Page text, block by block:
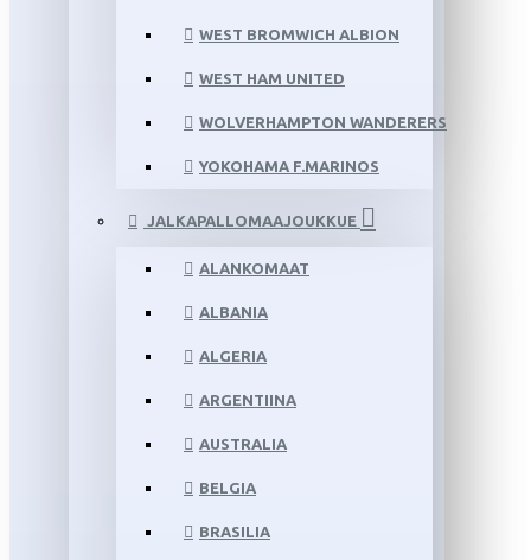
WEST BROMWICH ALBION
WEST HAM UNITED
WOLVERHAMPTON WANDERERS
YOKOHAMA F.MARINOS
JALKAPALLOMAAJOUKKUE
ALANKOMAAT
ALBANIA
ALGERIA
ARGENTIINA
AUSTRALIA
BELGIA
BRASILIA